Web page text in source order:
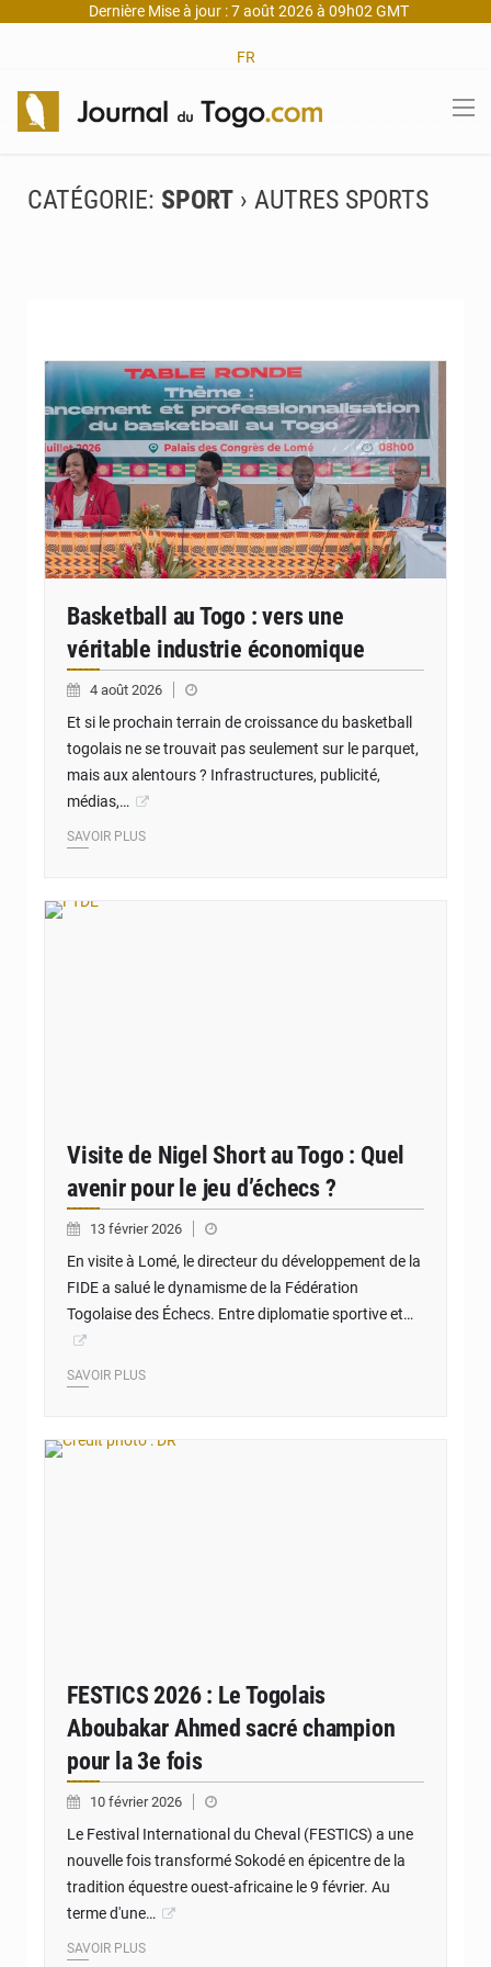
Dernière Mise à jour : 7 août 2026 à 09h02 GMT
FR
CATÉGORIE: SPORT › AUTRES SPORTS
Basketball au Togo : vers une
véritable industrie économique
4 août 2026
Et si le prochain terrain de croissance du basketball
togolais ne se trouvait pas seulement sur le parquet,
mais aux alentours ? Infrastructures, publicité,
médias,…
SAVOIR PLUS
Visite de Nigel Short au Togo : Quel
avenir pour le jeu d’échecs ?
13 février 2026
En visite à Lomé, le directeur du développement de la
FIDE a salué le dynamisme de la Fédération
Togolaise des Échecs. Entre diplomatie sportive et…
SAVOIR PLUS
FESTICS 2026 : Le Togolais
Aboubakar Ahmed sacré champion
pour la 3e fois
10 février 2026
Le Festival International du Cheval (FESTICS) a une
nouvelle fois transformé Sokodé en épicentre de la
tradition équestre ouest-africaine le 9 février. Au
terme d'une…
SAVOIR PLUS